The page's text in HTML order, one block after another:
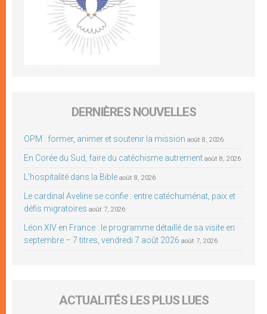
DERNIÈRES NOUVELLES
OPM : former, animer et soutenir la mission août 8, 2026
En Corée du Sud, faire du catéchisme autrement août 8, 2026
L’hospitalité dans la Bible août 8, 2026
Le cardinal Aveline se confie : entre catéchuménat, paix et
défis migratoires août 7, 2026
Léon XIV en France : le programme détaillé de sa visite en
septembre – 7 titres, vendredi 7 août 2026 août 7, 2026
ACTUALITÉS LES PLUS LUES